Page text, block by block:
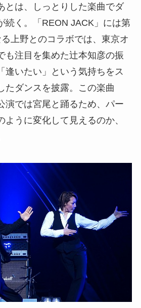
とは、しっとりした楽曲でダ
続く。「REON JACK」には第
上野とのコラボでは、東京オ
も注目を集めた辻本知彦の振
逢いたい」という気持ちをス
たダンスを披露。この楽曲
演では宮尾と踊るため、パー
ように変化して見えるのか、